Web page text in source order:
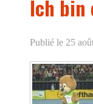
Ich bin
Publié le 25